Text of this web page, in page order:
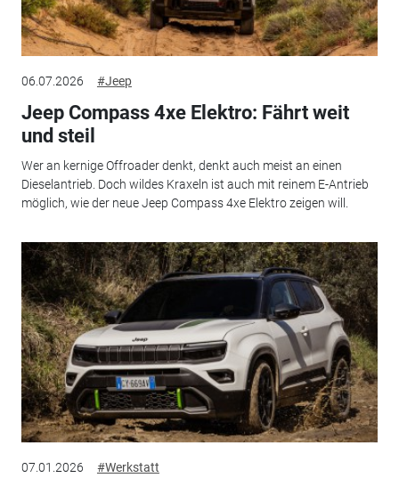
06.07.2026 #Jeep
Jeep Compass 4xe Elektro: Fährt weit
und steil
Wer an kernige Offroader denkt, denkt auch meist an einen
Dieselantrieb. Doch wildes Kraxeln ist auch mit reinem E-Antrieb
möglich, wie der neue Jeep Compass 4xe Elektro zeigen will.
07.01.2026 #Werkstatt